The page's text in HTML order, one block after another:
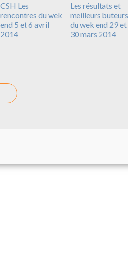
CSH Les
rencontres du wek
end 5 et 6 avril
2014
Les résultats et
meilleurs buteurs
du wek end 29 et
30 mars 2014